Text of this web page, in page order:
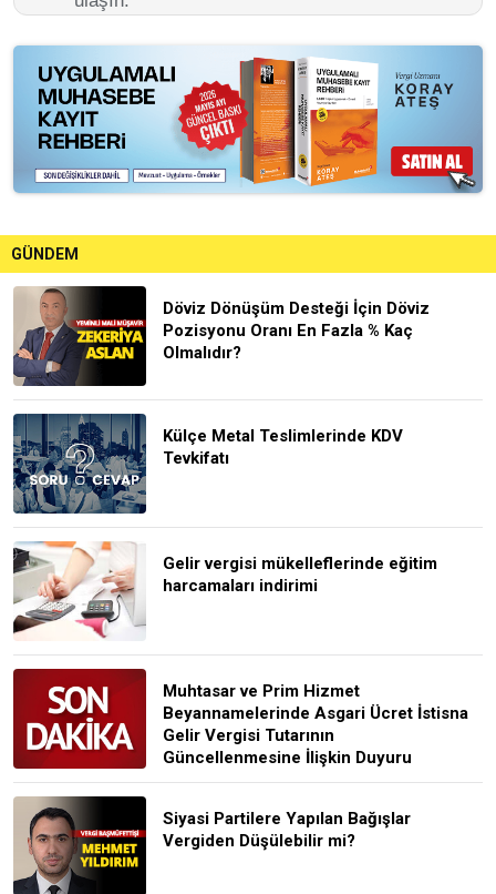
GÜNDEM
Döviz Dönüşüm Desteği İçin Döviz
Pozisyonu Oranı En Fazla % Kaç
Olmalıdır?
Külçe Metal Teslimlerinde KDV
Tevkifatı
Gelir vergisi mükelleflerinde eğitim
harcamaları indirimi
Muhtasar ve Prim Hizmet
Beyannamelerinde Asgari Ücret İstisna
Gelir Vergisi Tutarının
Güncellenmesine İlişkin Duyuru
Siyasi Partilere Yapılan Bağışlar
Vergiden Düşülebilir mi?